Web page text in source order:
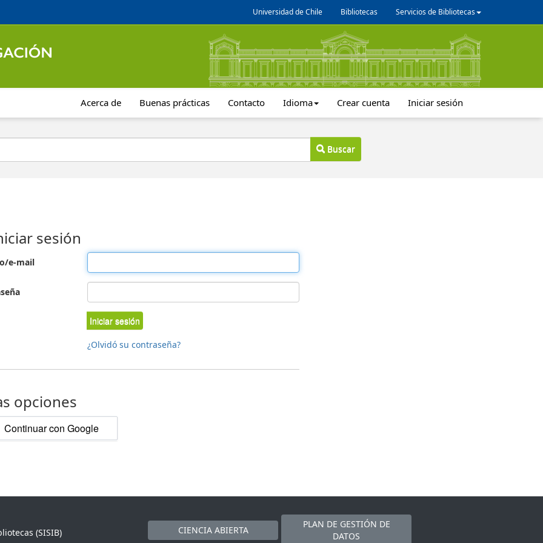
Universidad de Chile Bibliotecas Servicios de Bibliotecas
Acerca de Buenas prácticas Contacto Idioma Crear cuenta Iniciar sesión
Buscar
sesión
e-mail
Iniciar sesión
¿Olvidó su contraseña?
opciones
Continuar con Google
(SISIB)
CIENCIA ABIERTA
PLAN DE GESTIÓN DE
DATOS